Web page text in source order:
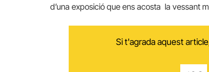
d’una exposició que ens acosta la vessant
Si t'agrada aquest